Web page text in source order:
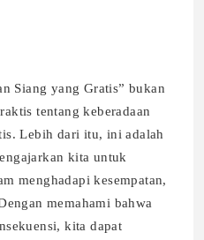
Siang yang Gratis” bukan
tentang keberadaan
Lebih dari itu, ini adalah
kita untuk
menghadapi kesempatan,
memahami bahwa
kita dapat